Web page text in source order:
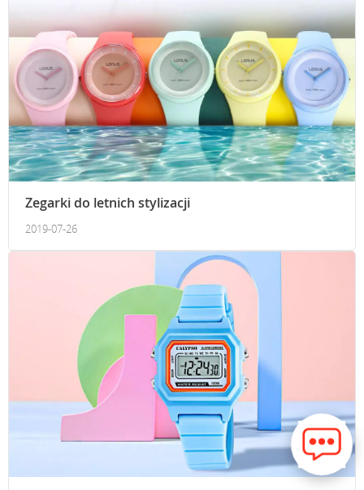
Zegarki do letnich stylizacji
2019-07-26